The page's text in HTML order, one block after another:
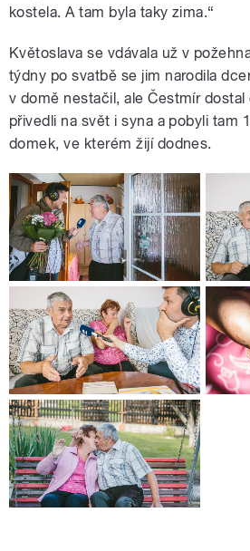
kostela. A tam byla taky zima.“
Květoslava se vdávala už v
týdny po svatbě se jim narodila
v domě nestačil, ale Čestmír dostal
přivedli na svět i syna a pobyli tam
domek, ve kterém žijí dodnes.